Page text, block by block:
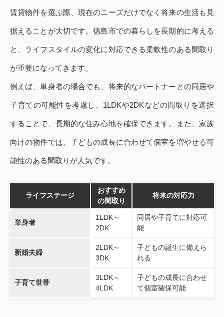
賃貸物件を選ぶ際、現在のニーズだけでなく将来の生活も見
据えることが大切です。徳島市での暮らしを長期的に考える
と、ライフスタイルの変化に対応できる柔軟性のある間取り
が重要になってきます。
例えば、単身者の場合でも、将来的なパートナーとの同居や
子育ての可能性を考慮し、1LDKや2DKなどの間取りを選択
することで、長期的な住み心地を確保できます。また、家族
向けの物件では、子どもの成長に合わせて個室を増やせる可
能性のある間取りが人気です。
ライフステージ
おすすめ
の間取り
将来の対応力
単身者
1LDK～
2DK
同居や子育てに対応可
能
新婚夫婦
2LDK～
3DK
子どもの誕生に備えら
れる
子育て世帯
3LDK～
4LDK
子どもの成長に合わせ
て個室確保可能